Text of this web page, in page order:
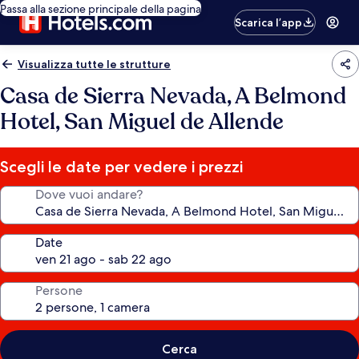
Passa alla sezione principale della pagina
Scarica l’app
Visualizza tutte le strutture
Casa de Sierra Nevada, A Belmond
Hotel, San Miguel de Allende
Scegli le date per vedere i prezzi
Dove vuoi andare?
Date
Persone
Cerca